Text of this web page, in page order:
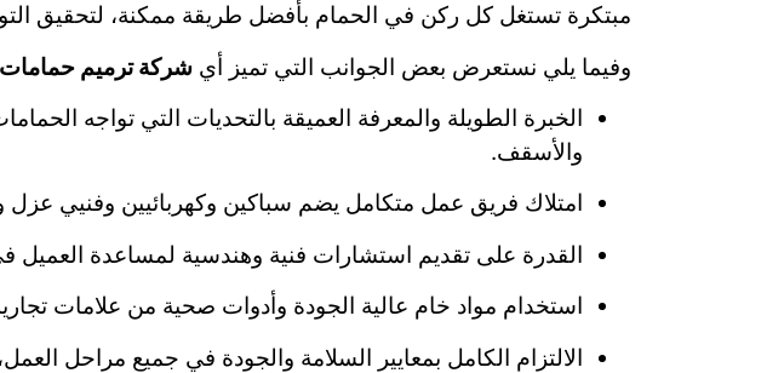
مبتكرة تستغل كل ركن في الحمام بأفضل طريقة ممكنة، لتحقيق
وفيما يلي نستعرض بعض الجوانب التي تميز أيشركة ترميم حمامات
الخبرة الطويلة والمعرفة العميقة بالتحديات التي تواجه
والأسقف.
امتلاك فريق عمل متكامل يضم سباكين وكهربائيين وفنيي
القدرة على تقديم استشارات فنية وهندسية لمساعدة العميل
استخدام مواد خام عالية الجودة وأدوات صحية من علامات
الالتزام الكامل بمعايير السلامة والجودة في جميع مراحل